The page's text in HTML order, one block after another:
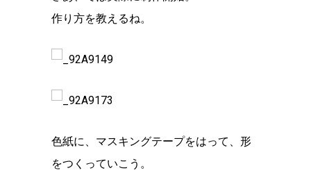
作り方を教えるね。
色紙に、マスキングテープをはって、形
をつくっていこう。